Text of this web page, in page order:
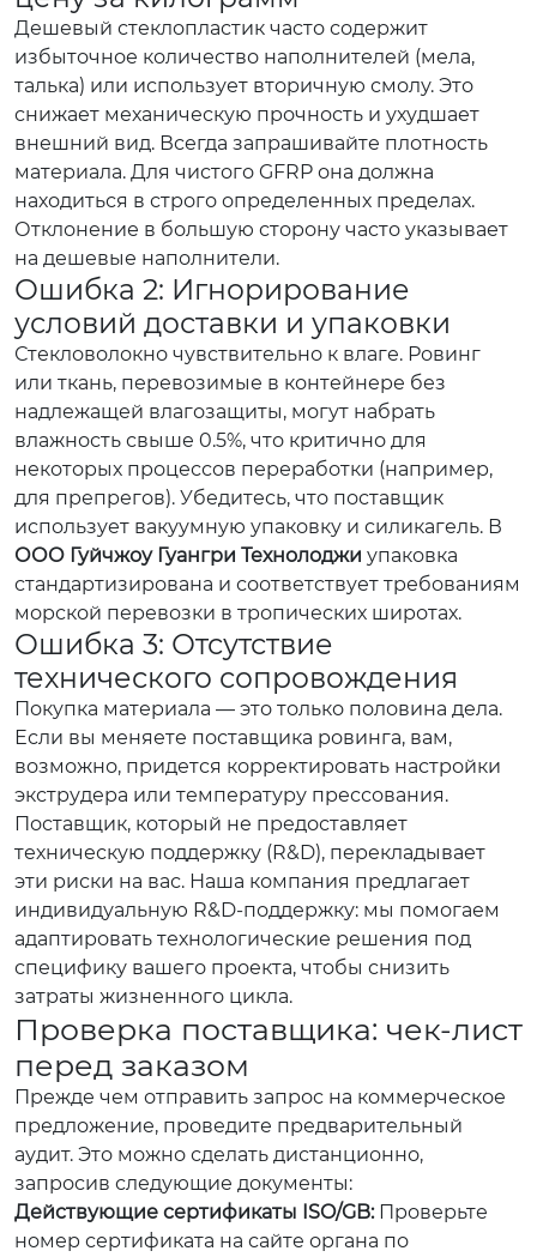
Дешевый стеклопластик часто содержит
избыточное количество наполнителей (мела,
талька) или использует вторичную смолу. Это
снижает механическую прочность и ухудшает
внешний вид. Всегда запрашивайте плотность
материала. Для чистого GFRP она должна
находиться в строго определенных пределах.
Отклонение в большую сторону часто указывает
на дешевые наполнители.
Ошибка 2: Игнорирование
условий доставки и упаковки
Стекловолокно чувствительно к влаге. Ровинг
или ткань, перевозимые в контейнере без
надлежащей влагозащиты, могут набрать
влажность свыше 0.5%, что критично для
некоторых процессов переработки (например,
для препрегов). Убедитесь, что поставщик
использует вакуумную упаковку и силикагель. В
ООО Гуйчжоу Гуангри Технолоджи упаковка
стандартизирована и соответствует требованиям
морской перевозки в тропических широтах.
Ошибка 3: Отсутствие
технического сопровождения
Покупка материала — это только половина дела.
Если вы меняете поставщика ровинга, вам,
возможно, придется корректировать настройки
экструдера или температуру прессования.
Поставщик, который не предоставляет
техническую поддержку (R&D), перекладывает
эти риски на вас. Наша компания предлагает
индивидуальную R&D-поддержку: мы помогаем
адаптировать технологические решения под
специфику вашего проекта, чтобы снизить
затраты жизненного цикла.
Проверка поставщика: чек-лист
перед заказом
Прежде чем отправить запрос на коммерческое
предложение, проведите предварительный
аудит. Это можно сделать дистанционно,
запросив следующие документы:
Действующие сертификаты ISO/GB:Проверьте
номер сертификата на сайте органа по